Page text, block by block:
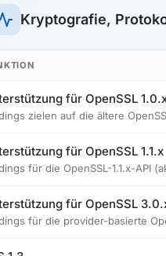
Kryptografie,
für OpenSSL
zielen auf die ältere
für OpenSSL 1.1.x
für die OpenSSL-1.1.x-API
für OpenSSL
für die provider-basierte